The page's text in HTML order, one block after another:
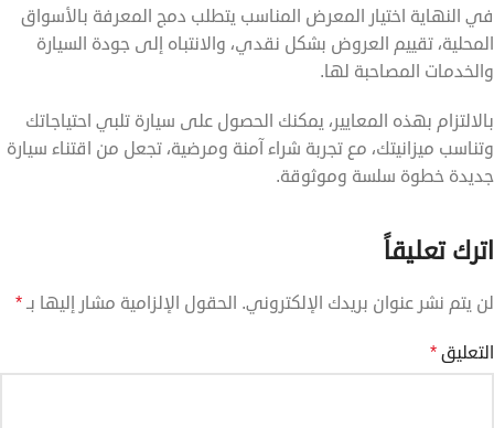
في النهاية اختيار المعرض المناسب يتطلب دمج المعرفة بالأسواق
المحلية، تقييم العروض بشكل نقدي، والانتباه إلى جودة السيارة
والخدمات المصاحبة لها.
بالالتزام بهذه المعايير، يمكنك الحصول على سيارة تلبي احتياجاتك
وتناسب ميزانيتك، مع تجربة شراء آمنة ومرضية، تجعل من اقتناء سيارة
جديدة خطوة سلسة وموثوقة.
اترك تعليقاً
لن يتم نشر عنوان بريدك الإلكتروني. الحقول الإلزامية مشار إليها بـ*
التعليق*